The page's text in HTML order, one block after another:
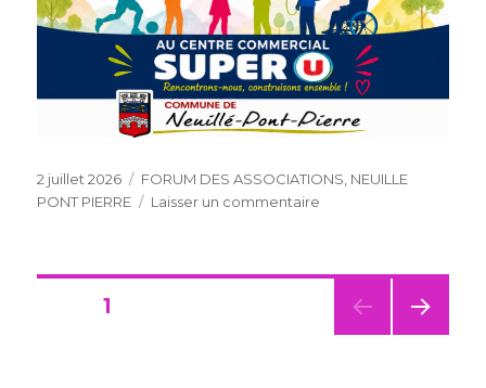
Publié
le
2 juillet 2026 Catégories
FORUM DES ASSOCIATIONS NEUILLE
PONT PIERRE
Laisser un commentaire
Pagination
PAGE1